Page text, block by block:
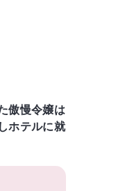
傲慢令嬢は
ホテルに就